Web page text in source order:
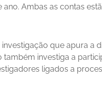
Ambas as contas
que apura a
também investiga a
ligados a